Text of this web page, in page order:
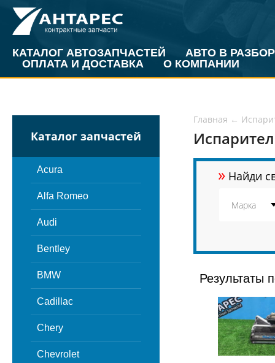
КАТАЛОГ АВТОЗАПЧАСТЕЙ
АВТО В РАЗБОР
ОПЛАТА И ДОСТАВКА
О КОМПАНИИ
Каталог запчастей
Acura
Alfa Romeo
Audi
Bentley
BMW
Cadillac
Chery
Chevrolet
Главная ←
» Найди
Результаты